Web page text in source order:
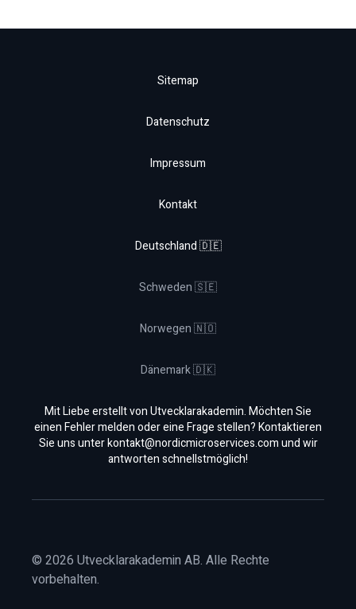
Sitemap
Datenschutz
Impressum
Kontakt
Deutschland 🇩🇪
Schweden 🇸🇪
Norwegen 🇳🇴
Dänemark 🇩🇰
Mit Liebe erstellt von Utvecklarakademin. Möchten Sie
einen Fehler melden oder eine Frage stellen? Kontaktieren
Sie uns unterkontakt@nordicmicroservices.comund wir
antworten schnellstmöglich!
© 2026 Utvecklarakademin AB. Alle Rechte
vorbehalten.